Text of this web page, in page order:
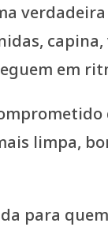
em
limpa,
para